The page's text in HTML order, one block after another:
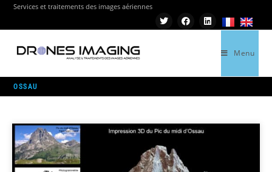
Services et traitements des images aériennes
Menu
OSSAU